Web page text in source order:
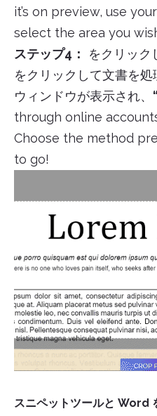
it’s on preview, use
select the area you
ステップ4：
をクリック
をクリックして文書を
ウィンドウが表示され、
through online
Choose the method
to go!
スニペットツールと Word